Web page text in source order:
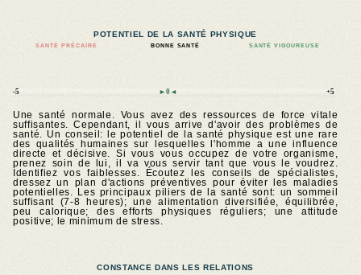
POTENTIEL DE LA SANTÉ PHYSIQUE
SANTÉ PRÉCAIRE BONNE SANTÉ SANTÉ VIGOUREUSE
-5 ►0◄ +5
Une santé normale. Vous avez des ressources de force vitale
suffisantes. Cependant, il vous arrive d'avoir des problèmes de
santé. Un conseil: le potentiel de la santé physique est une rare
des qualités humaines sur lesquelles l'homme a une influence
directe et décisive. Si vous vous occupez de votre organisme,
prenez soin de lui, il va vous servir tant que vous le voudrez.
Identifiez vos faiblesses. Écoutez les conseils de spécialistes,
dressez un plan d'actions préventives pour éviter les maladies
potentielles. Les principaux piliers de la santé sont: un sommeil
suffisant (7-8 heures); une alimentation diversifiée, équilibrée,
peu calorique; des efforts physiques réguliers; une attitude
positive; le minimum de stress.
CONSTANCE DANS LES RELATIONS